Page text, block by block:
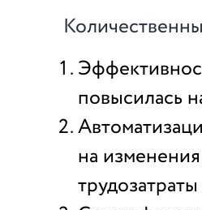
повысилась
на